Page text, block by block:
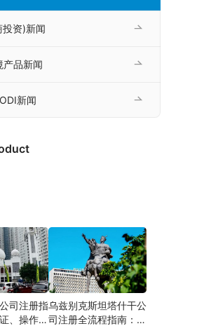
投资)新闻
产品新闻
新闻
司注册指
、操作流
乌兹别克斯坦塔什干公
司注册全流程指南：从